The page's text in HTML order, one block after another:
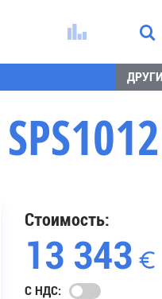
Стоимость:
13 343
С НДС: